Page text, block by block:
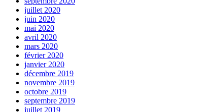
juillet 2020
juin 2020
mai 2020
avril 2020
mars 2020
février 2020
janvier 2020
décembre 2019
novembre 2019
octobre 2019
septembre 2019
juillet 2019